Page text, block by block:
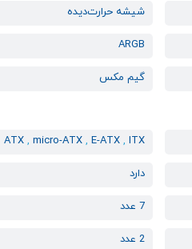
شیشه حرارت‌دیده
ARGB
گیم مکس
ATX,micro-ATX,E-ATX,ITX
دارد
7 عدد
2 عدد